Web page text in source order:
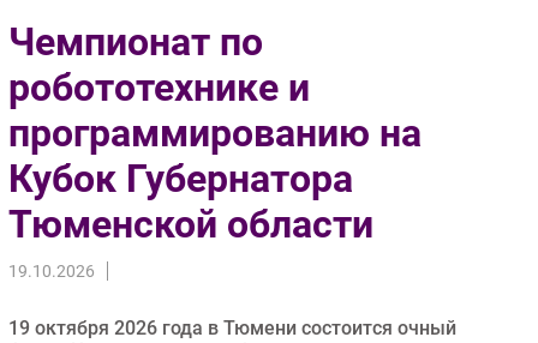
Импорто­замещение
Автоматизация Промышленности
Интернет
Мобильная связь
Фиксированная связь
Интеграция
Рынок ПК
Торговые сети
Чемпионат по
робототехнике и
программированию на
Кубок Губернатора
Тюменской области
19.10.2026
19 октября 2026 года в Тюмени состоится очный